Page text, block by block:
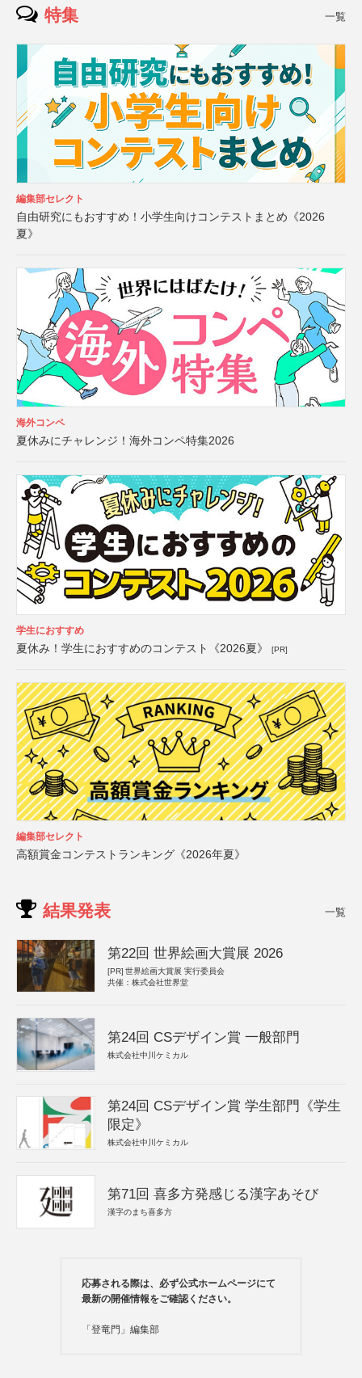
特集 一覧
編集部セレクト
自由研究にもおすすめ！小学生向けコンテストまとめ《2026
夏》
海外コンペ
夏休みにチャレンジ！海外コンペ特集2026
学生におすすめ
夏休み！学生におすすめのコンテスト《2026夏》 [PR]
編集部セレクト
高額賞金コンテストランキング《2026年夏》
結果発表 一覧
第22回 世界絵画大賞展 2026
[PR] 世界絵画大賞展 実行委員会
共催：株式会社世界堂
第24回 CSデザイン賞 一般部門
株式会社中川ケミカル
第24回 CSデザイン賞 学生部門《学生
限定》
株式会社中川ケミカル
第71回 喜多方発感じる漢字あそび
漢字のまち喜多方
応募される際は、必ず公式ホームページにて
最新の開催情報をご確認ください。
「登竜門」編集部